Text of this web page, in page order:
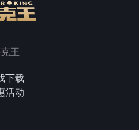
王
下载
活动